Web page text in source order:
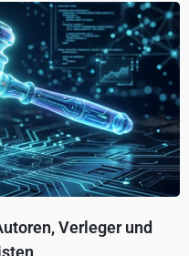
Verleger und